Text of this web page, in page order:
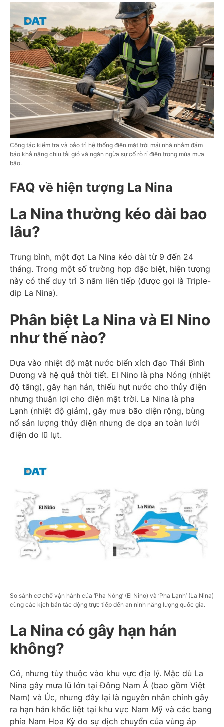
Công tác kiểm tra và bảo trì hệ thống điện mặt trời mái nhà nhằm đảm
bảo khả năng chịu tải gió và ngăn ngừa sự cố rò rỉ điện trong mùa mưa
bão.
FAQ về hiện tượng La Nina
La Nina thường kéo dài bao
lâu?
Trung bình, một đợt La Nina kéo dài từ 9 đến 24
tháng. Trong một số trường hợp đặc biệt, hiện tượng
này có thể duy trì 3 năm liên tiếp (được gọi là Triple-
dip La Nina).
Phân biệt La Nina và El Nino
như thế nào?
Dựa vào nhiệt độ mặt nước biển xích đạo Thái Bình
Dương và hệ quả thời tiết. El Nino là pha Nóng (nhiệt
độ tăng), gây hạn hán, thiếu hụt nước cho thủy điện
nhưng thuận lợi cho điện mặt trời. La Nina là pha
Lạnh (nhiệt độ giảm), gây mưa bão diện rộng, bùng
nổ sản lượng thủy điện nhưng đe dọa an toàn lưới
điện do lũ lụt.
So sánh cơ chế vận hành của ‘Pha Nóng’ (El Nino) và ‘Pha Lạnh’ (La Nina)
cùng các kịch bản tác động trực tiếp đến an ninh năng lượng quốc gia.
La Nina có gây hạn hán
không?
Có, nhưng tùy thuộc vào khu vực địa lý. Mặc dù La
Nina gây mưa lũ lớn tại Đông Nam Á (bao gồm Việt
Nam) và Úc, nhưng đây lại là nguyên nhân chính gây
ra hạn hán khốc liệt tại khu vực Nam Mỹ và các bang
phía Nam Hoa Kỳ do sự dịch chuyển của vùng áp